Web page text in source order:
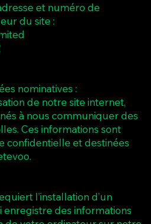
et numéro de
du site :
nominatives :
de notre site internet,
à nous communiquer des
Ces informations sont
confidentielle et destinées
l’installation d’un
enregistre des informations